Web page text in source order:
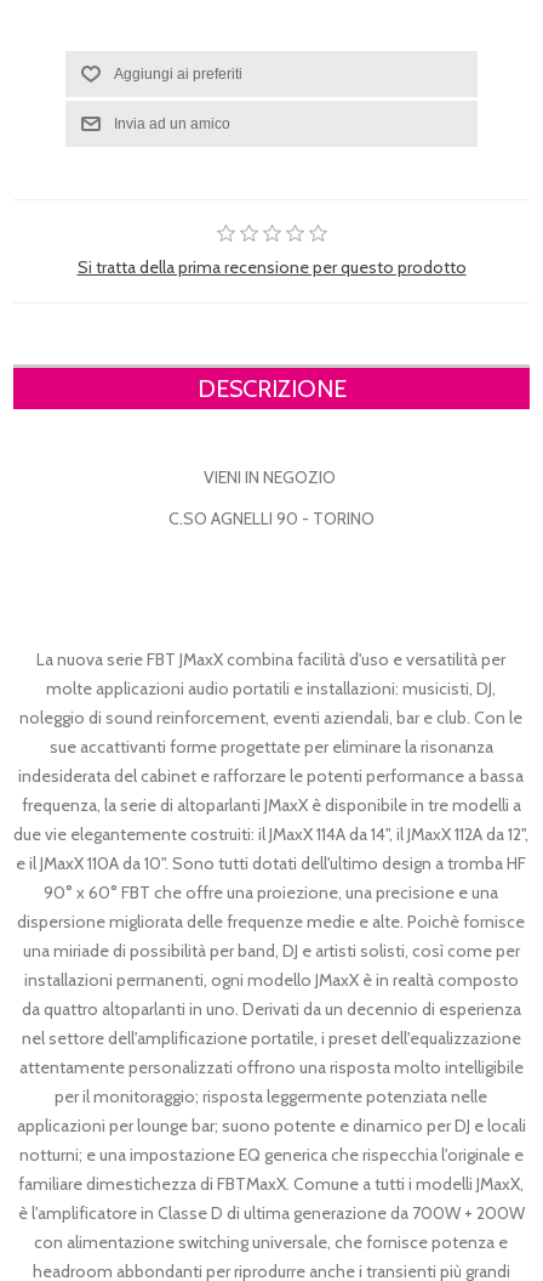
Si tratta della prima recensione per questo prodotto
DESCRIZIONE
VIENI IN NEGOZIO
C.SO AGNELLI 90 - TORINO
La nuova serie FBT JMaxX combina facilità d'uso e versatilità per
molte applicazioni audio portatili e installazioni: musicisti, DJ,
noleggio di sound reinforcement, eventi aziendali, bar e club. Con le
sue accattivanti forme progettate per eliminare la risonanza
indesiderata del cabinet e rafforzare le potenti performance a bassa
frequenza, la serie di altoparlanti JMaxX è disponibile in tre modelli a
due vie elegantemente costruiti: il JMaxX 114A da 14", il JMaxX 112A da 12",
e il JMaxX 110A da 10". Sono tutti dotati dell'ultimo design a tromba HF
90° x 60° FBT che offre una proiezione, una precisione e una
dispersione migliorata delle frequenze medie e alte. Poichè fornisce
una miriade di possibilità per band, DJ e artisti solisti, così come per
installazioni permanenti, ogni modello JMaxX è in realtà composto
da quattro altoparlanti in uno. Derivati da un decennio di esperienza
nel settore dell'amplificazione portatile, i preset dell'equalizzazione
attentamente personalizzati offrono una risposta molto intelligibile
per il monitoraggio; risposta leggermente potenziata nelle
applicazioni per lounge bar; suono potente e dinamico per DJ e locali
notturni; e una impostazione EQ generica che rispecchia l'originale e
familiare dimestichezza di FBTMaxX. Comune a tutti i modelli JMaxX,
è l'amplificatore in Classe D di ultima generazione da 700W + 200W
con alimentazione switching universale, che fornisce potenza e
headroom abbondanti per riprodurre anche i transienti più grandi